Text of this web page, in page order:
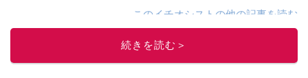
このイチオシストの他の記事を読む
続きを読む＞